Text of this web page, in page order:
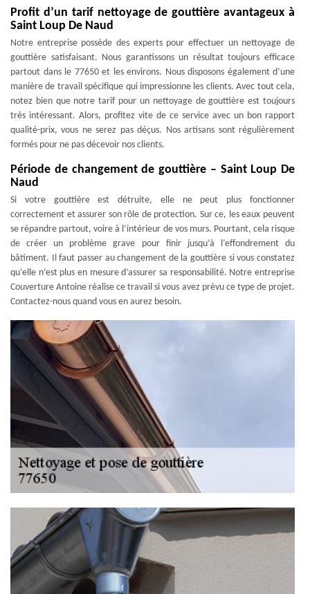
Profit d’un tarif nettoyage de gouttière avantageux à
Saint Loup De Naud
Notre entreprise possède des experts pour effectuer un nettoyage de
gouttière satisfaisant. Nous garantissons un résultat toujours efficace
partout dans le 77650 et les environs. Nous disposons également d’une
manière de travail spécifique qui impressionne les clients. Avec tout cela,
notez bien que notre tarif pour un nettoyage de gouttière est toujours
très intéressant. Alors, profitez vite de ce service avec un bon rapport
qualité-prix, vous ne serez pas déçus. Nos artisans sont régulièrement
formés pour ne pas décevoir nos clients.
Période de changement de gouttière – Saint Loup De
Naud
Si votre gouttière est détruite, elle ne peut plus fonctionner
correctement et assurer son rôle de protection. Sur ce, les eaux peuvent
se répandre partout, voire à l’intérieur de vos murs. Pourtant, cela risque
de créer un problème grave pour finir jusqu’à l’effondrement du
bâtiment. Il faut passer au changement de la gouttière si vous constatez
qu’elle n’est plus en mesure d’assurer sa responsabilité. Notre entreprise
Couverture Antoine réalise ce travail si vous avez prévu ce type de projet.
Contactez-nous quand vous en aurez besoin.